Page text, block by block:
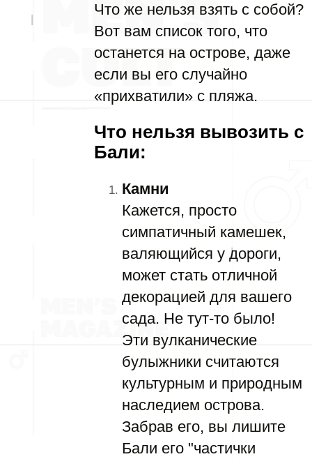
Что же нельзя взять с собой?
Вот вам список того, что
останется на острове, даже
если вы его случайно
«прихватили» с пляжа.
Что нельзя вывозить с
Бали:
Камни
Кажется, просто
симпатичный камешек,
валяющийся у дороги,
может стать отличной
декорацией для вашего
сада. Не тут-то было!
Эти вулканические
булыжники считаются
культурным и природным
наследием острова.
Забрав его, вы лишите
Бали его "частички